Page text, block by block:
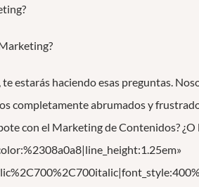
estarás haciendo esas preguntas.
completamente abrumados y
con el Marketing de Contenidos? ¿O